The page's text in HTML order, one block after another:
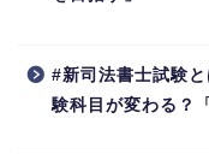
#新司法書士試験
験科目が変わる？